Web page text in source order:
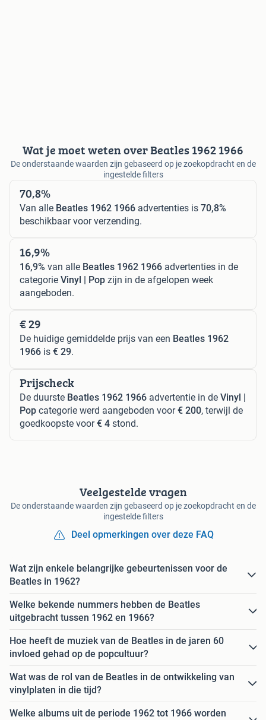
Wat je moet weten over Beatles 1962 1966
De onderstaande waarden zijn gebaseerd op je zoekopdracht en de
ingestelde filters
70,8%
Van alle Beatles 1962 1966 advertenties is 70,8%
beschikbaar voor verzending.
16,9%
16,9% van alle Beatles 1962 1966 advertenties in de
categorie Vinyl | Pop zijn in de afgelopen week
aangeboden.
€ 29
De huidige gemiddelde prijs van een Beatles 1962
1966 is € 29.
Prijscheck
De duurste Beatles 1962 1966 advertentie in de Vinyl |
Pop categorie werd aangeboden voor€ 200, terwijl de
goedkoopste voor€ 4 stond.
Veelgestelde vragen
De onderstaande waarden zijn gebaseerd op je zoekopdracht en de
ingestelde filters
Deel opmerkingen over deze FAQ
Wat zijn enkele belangrijke gebeurtenissen voor de
Beatles in 1962?
Welke bekende nummers hebben de Beatles
uitgebracht tussen 1962 en 1966?
Hoe heeft de muziek van de Beatles in de jaren 60
invloed gehad op de popcultuur?
Wat was de rol van de Beatles in de ontwikkeling van
vinylplaten in die tijd?
Welke albums uit de periode 1962 tot 1966 worden